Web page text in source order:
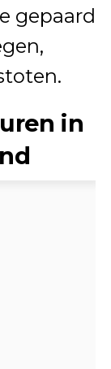
gepaard
in